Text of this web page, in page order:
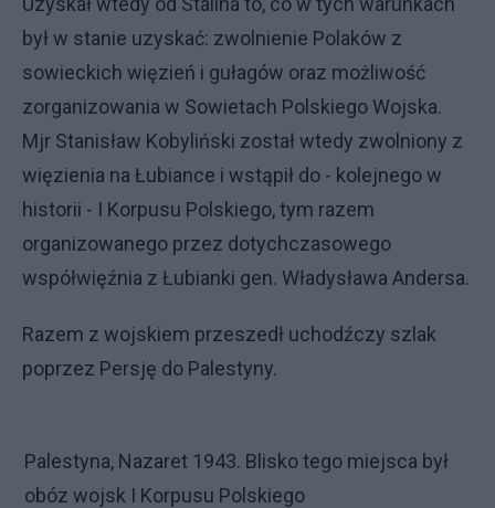
był w stanie uzyskać: zwolnienie Polaków z
sowieckich więzień i gułagów oraz możliwość
zorganizowania w Sowietach Polskiego Wojska.
Mjr Stanisław Kobyliński został wtedy zwolniony z
więzienia na Łubiance i wstąpił do - kolejnego w
historii - I Korpusu Polskiego, tym razem
organizowanego przez dotychczasowego
współwięźnia z Łubianki gen. Władysława Andersa.
Razem z wojskiem przeszedł uchodźczy szlak
poprzez Persję do Palestyny.
Palestyna, Nazaret 1943. Blisko tego miejsca był
obóz wojsk I Korpusu Polskiego